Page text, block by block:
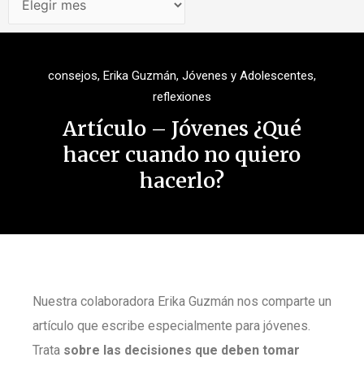
consejos, Erika Guzmán, Jóvenes y Adolescentes,
reflexiones
Artículo – Jóvenes ¿Qué
hacer cuando no quiero
hacerlo?
Nuestra colaboradora Erika Guzmán nos comparte un
artículo que escribe especialmente para jóvenes.
Trata sobre las decisiones que deben tomar